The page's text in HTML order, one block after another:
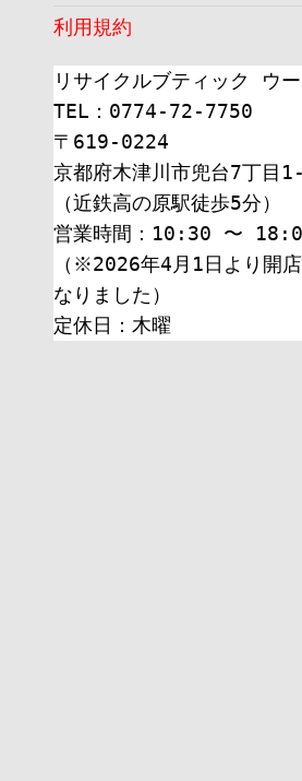
利用規約
リサイクルブティック ウ
TEL：0774-72-7750
〒619-0224
京都府木津川市兜台7丁目
（近鉄高の原駅徒歩5分）
営業時間：10:30 〜
（※2026年4月1日より開
なりました）
定休日：木曜